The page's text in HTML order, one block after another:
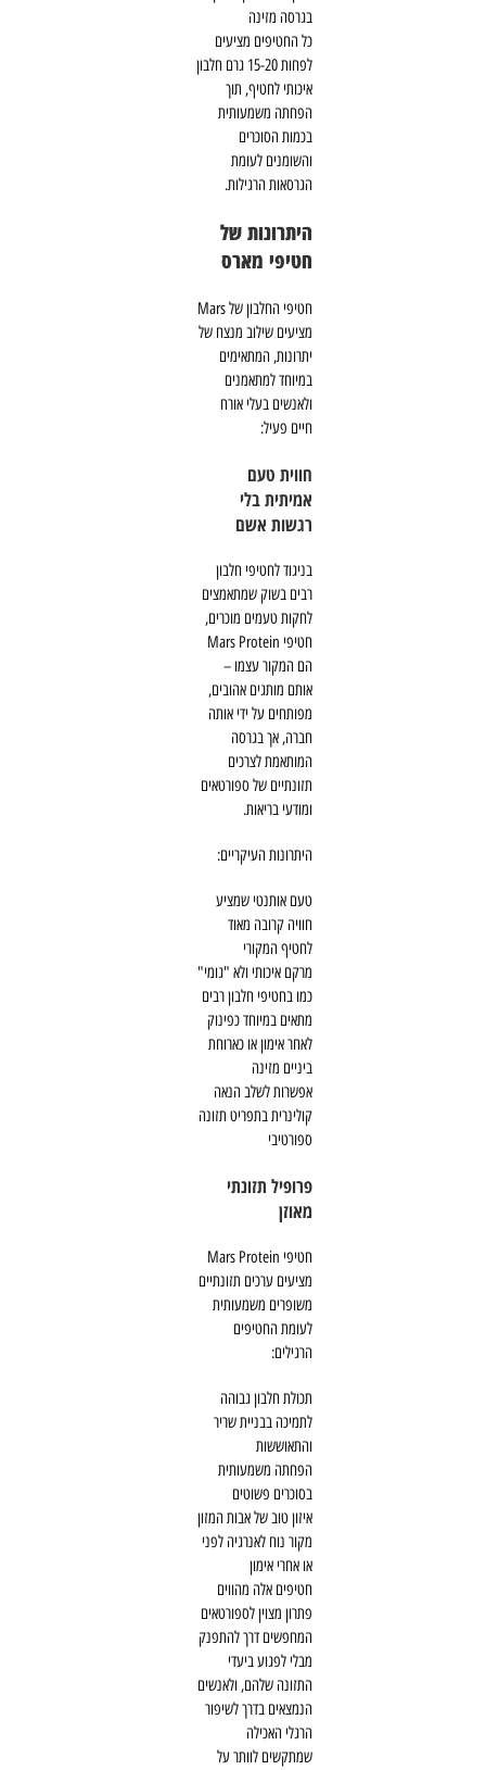
בגרסה מזינה
כל החטיפים מציעים
לפחות 15-20 גרם חלבון
איכותי לחטיף, תוך
הפחתה משמעותית
בכמות הסוכרים
והשומנים לעומת
הגרסאות הרגילות.
היתרונות של
חטיפי מארס
חטיפי החלבון של Mars
מציעים שילוב מנצח של
יתרונות, המתאימים
במיוחד למתאמנים
ולאנשים בעלי אורח
חיים פעיל:
חווית טעם
אמיתית בלי
רגשות אשם
בניגוד לחטיפי חלבון
רבים בשוק שמתאמצים
לחקות טעמים מוכרים,
חטיפי Mars Protein
הם המקור עצמו –
אותם מותגים אהובים,
מפותחים על ידי אותה
חברה, אך בגרסה
המותאמת לצרכים
תזונתיים של ספורטאים
ומודעי בריאות.
היתרונות העיקריים:
טעם אותנטי שמציע
חוויה קרובה מאוד
לחטיף המקורי
מרקם איכותי ולא "גומי"
כמו בחטיפי חלבון רבים
מתאים במיוחד כפינוק
לאחר אימון או כארוחת
ביניים מזינה
אפשרות לשלב הנאה
קולינרית בתפריט תזונה
ספורטיבי
פרופיל תזונתי
מאוזן
חטיפי Mars Protein
מציעים ערכים תזונתיים
משופרים משמעותית
לעומת החטיפים
הרגילים:
תכולת חלבון גבוהה
לתמיכה בבניית שריר
והתאוששות
הפחתה משמעותית
בסוכרים פשוטים
איזון טוב של אבות המזון
מקור נוח לאנרגיה לפני
או אחרי אימון
חטיפים אלה מהווים
פתרון מצוין לספורטאים
המחפשים דרך להתפנק
מבלי לפגוע ביעדי
התזונה שלהם, ולאנשים
הנמצאים בדרך לשיפור
הרגלי האכילה
שמתקשים לוותר על